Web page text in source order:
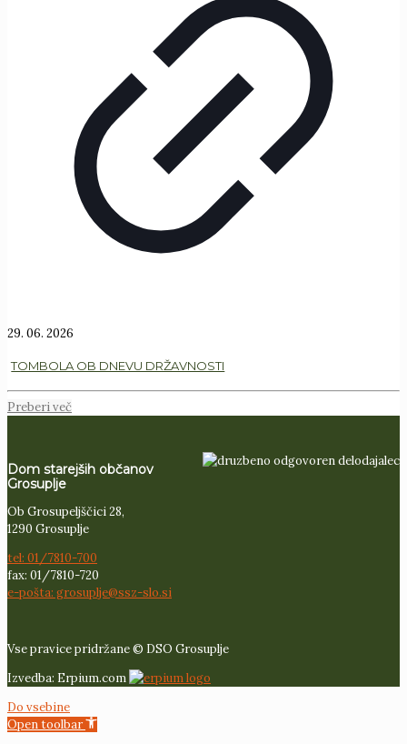
29. 06. 2026
TOMBOLA OB DNEVU DRŽAVNOSTI
Preberi več
Dom starejših občanov
Grosuplje
Ob Grosupeljščici 28,
1290 Grosuplje
tel: 01/7810-700
fax: 01/7810-720
e-pošta: grosuplje@ssz-slo.si
Vse pravice pridržane © DSO Grosuplje
Izvedba: Erpium.com
Do vsebine
Open toolbar